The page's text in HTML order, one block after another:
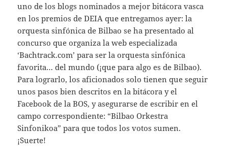
uno de los blogs nominados a mejor bitácora vasca
en los premios de DEIA que entregamos ayer: la
orquesta sinfónica de Bilbao se ha presentado al
concurso que organiza la web especializada
‘Bachtrack.com’ para ser la orquesta sinfónica
favorita… del mundo (¡que para algo es de Bilbao).
Para lograrlo, los aficionados solo tienen que seguir
unos pasos bien descritos en la bitácora y el
Facebook de la BOS, y asegurarse de escribir en el
campo correspondiente: “Bilbao Orkestra
Sinfonikoa” para que todos los votos sumen.
¡Suerte!